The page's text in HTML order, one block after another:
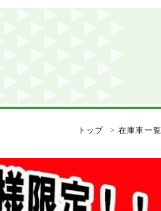
トップ 在庫車一覧